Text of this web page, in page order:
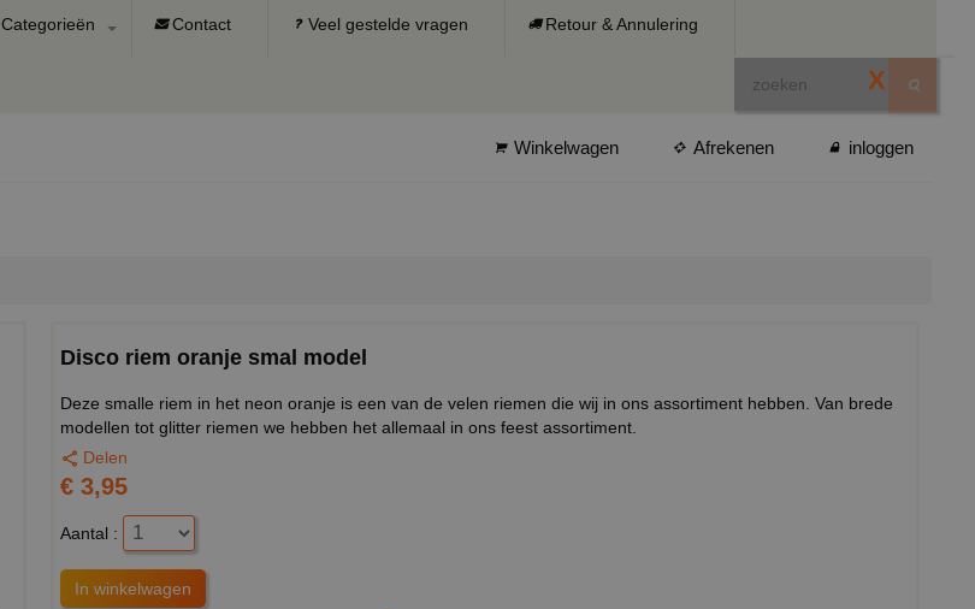
Categorieën Contact Veel gestelde vragen Retour & Annulering
X
Winkelwagen Afrekenen inloggen
Disco riem oranje smal model
Deze smalle riem in het neon oranje is een van de velen riemen die wij in ons assortiment hebben. Van brede
modellen tot glitter riemen we hebben het allemaal in ons feest assortiment.
Delen
€ 3,95
Aantal :